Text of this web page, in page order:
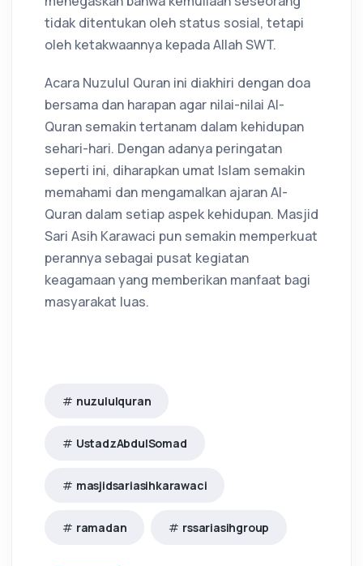
tidak ditentukan oleh status sosial, tetapi
oleh ketakwaannya kepada Allah SWT.
Acara Nuzulul Quran ini diakhiri dengan doa
bersama dan harapan agar nilai-nilai Al-
Quran semakin tertanam dalam kehidupan
sehari-hari. Dengan adanya peringatan
seperti ini, diharapkan umat Islam semakin
memahami dan mengamalkan ajaran Al-
Quran dalam setiap aspek kehidupan. Masjid
Sari Asih Karawaci pun semakin memperkuat
perannya sebagai pusat kegiatan
keagamaan yang memberikan manfaat bagi
masyarakat luas.
nuzululquran
UstadzAbdulSomad
masjidsariasihkarawaci
ramadan rssariasihgroup